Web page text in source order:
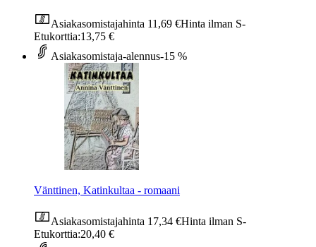
Asiakasomistajahinta 11,69 €Hinta ilman S-
Etukorttia:13,75 €
Asiakasomistaja-alennus-15 %
Vänttinen, Katinkultaa - romaani
Asiakasomistajahinta 17,34 €Hinta ilman S-
Etukorttia:20,40 €